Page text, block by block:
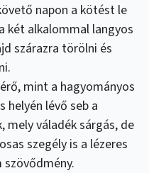
napon a kötést le
két alkalommal langyos
szárazra törölni és
mint a hagyományos
helyén lévő seb a
váladék sárgás, de
szegély is a lézeres
szövődmény.